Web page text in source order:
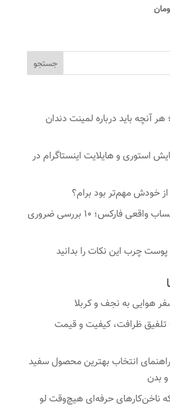
قیمت
است.
هر آنچه باید درباره لمینت دندان
استوری و هایلایت اینستاگرام در
خودش مهم‌تر بود برام؟
چک‌لیست افتتاح حساب واقعی فارکس؛ ۱۰ بررسی ضروری
پوست چرب این نکات را بدانید
هوایی به نجف و کربلا
تلفیق ظرافت، کیفیت و قیمت
راهنمای انتخاب بهترین محصول سفید
بدن
ناخن‌کارهای حرفه‌ای هیچ‌وقت لو